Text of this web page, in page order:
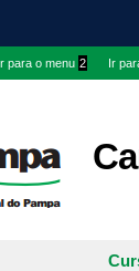
para o menu 2 Ir